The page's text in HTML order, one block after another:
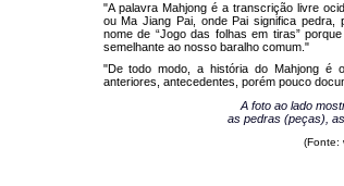
"A palavra Mahjong é a transcrição livre
ou Ma Jiang Pai, onde Pai significa pedra,
nome de “Jogo das folhas em tiras”
semelhante ao nosso baralho comum."
"De todo modo, a história do Mahjong é
anteriores, antecedentes, porém pouco
A foto ao lado
as pedras (peças),
(Fonte: